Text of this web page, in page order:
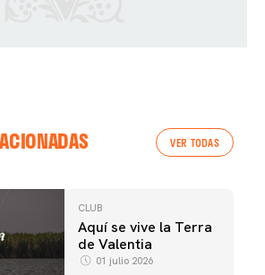
VER TODAS
CLUB
Aquí se vive la Terra
de Valentia
01 julio 2026